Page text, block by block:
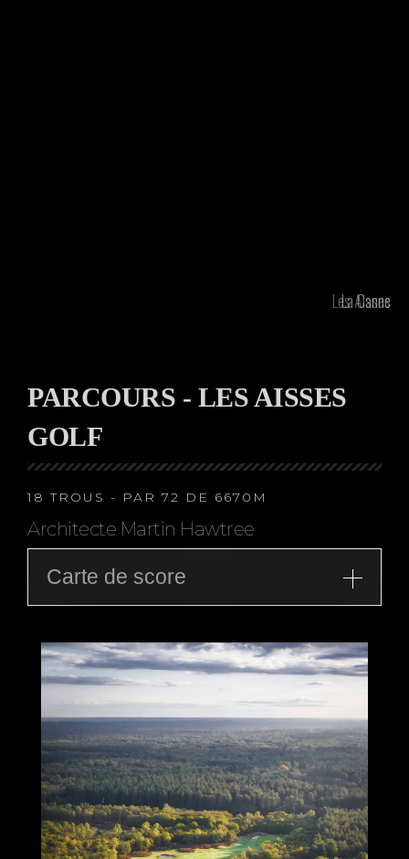
Les Aisses
La Canne
PARCOURS - LES AISSES
GOLF
18 TROUS - PAR 72 DE 6670M
Architecte Martin Hawtree
Carte de score